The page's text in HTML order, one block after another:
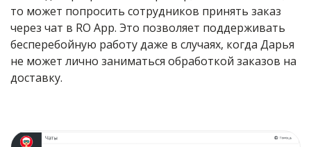
то может попросить сотрудников принять заказ
через чат в RO App. Это позволяет поддерживать
бесперебойную работу даже в случаях, когда Дарья
не может лично заниматься обработкой заказов на
доставку.